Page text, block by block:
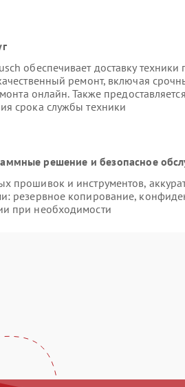
обеспечивает доставку техники
ремонт, включая
онлайн. Также
срока службы техники
решение и безопасное
прошивок и инструментов,
резервное копирование,
при необходимости